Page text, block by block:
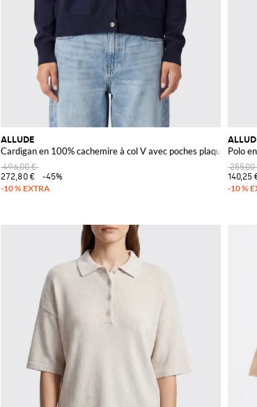
ALLUDE
Cardigan en 100% cachemire à col V avec poches plaquées
496,00 €
272,80 €
-45%
Polo
255,00
140,25